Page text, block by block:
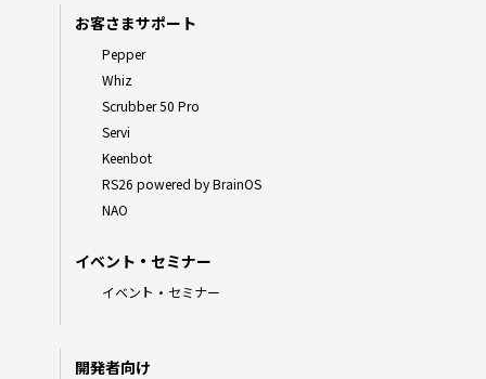
お客さまサポート
Pepper
Whiz
Scrubber 50 Pro
Servi
Keenbot
RS26 powered by BrainOS
NAO
イベント・セミナー
イベント・セミナー
開発者向け